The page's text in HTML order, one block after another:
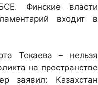
Финские власти
входит в
Токаева – нельзя
на пространстве
заявил: Казахстан